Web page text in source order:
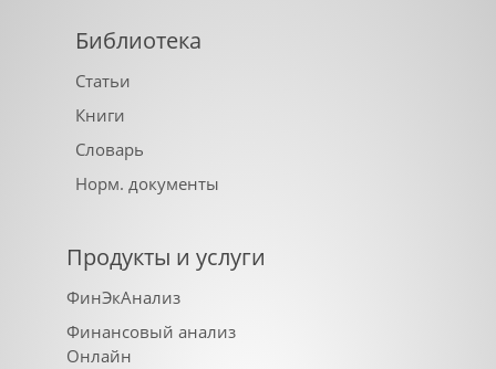
Библиотека
Статьи
Книги
Словарь
Норм. документы
Продукты и услуги
ФинЭкАнализ
Финансовый анализ
Онлайн